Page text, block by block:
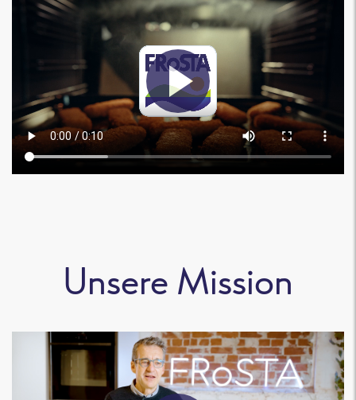
Unsere Mission